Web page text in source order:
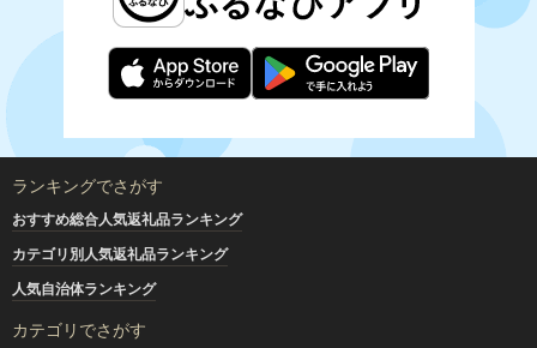
ランキングでさがす
おすすめ総合人気返礼品ランキング
カテゴリ別人気返礼品ランキング
人気自治体ランキング
カテゴリでさがす